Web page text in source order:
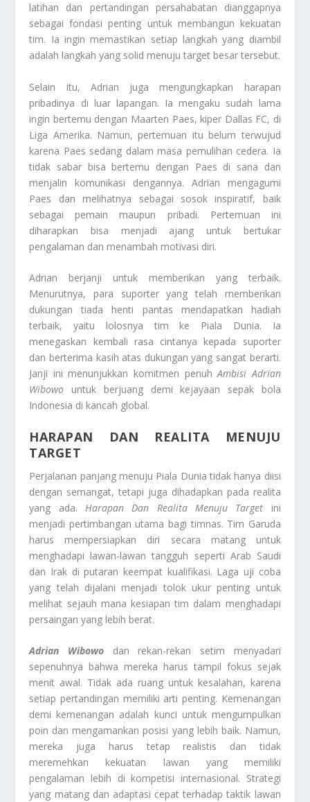
latihan dan pertandingan persahabatan dianggapnya
sebagai fondasi penting untuk membangun kekuatan
tim. Ia ingin memastikan setiap langkah yang diambil
adalah langkah yang solid menuju target besar tersebut.
Selain itu, Adrian juga mengungkapkan harapan
pribadinya di luar lapangan. Ia mengaku sudah lama
ingin bertemu dengan Maarten Paes, kiper Dallas FC, di
Liga Amerika. Namun, pertemuan itu belum terwujud
karena Paes sedang dalam masa pemulihan cedera. Ia
tidak sabar bisa bertemu dengan Paes di sana dan
menjalin komunikasi dengannya. Adrian mengagumi
Paes dan melihatnya sebagai sosok inspiratif, baik
sebagai pemain maupun pribadi. Pertemuan ini
diharapkan bisa menjadi ajang untuk bertukar
pengalaman dan menambah motivasi diri.
Adrian berjanji untuk memberikan yang terbaik.
Menurutnya, para suporter yang telah memberikan
dukungan tiada henti pantas mendapatkan hadiah
terbaik, yaitu lolosnya tim ke Piala Dunia. Ia
menegaskan kembali rasa cintanya kepada suporter
dan berterima kasih atas dukungan yang sangat berarti.
Janji ini menunjukkan komitmen penuhAmbisi Adrian
Wibowo untuk berjuang demi kejayaan sepak bola
Indonesia di kancah global.
HARAPAN DAN REALITA MENUJU
TARGET
Perjalanan panjang menuju Piala Dunia tidak hanya diisi
dengan semangat, tetapi juga dihadapkan pada realita
yang ada. Harapan Dan Realita Menuju Target ini
menjadi pertimbangan utama bagi timnas. Tim Garuda
harus mempersiapkan diri secara matang untuk
menghadapi lawan-lawan tangguh seperti Arab Saudi
dan Irak di putaran keempat kualifikasi. Laga uji coba
yang telah dijalani menjadi tolok ukur penting untuk
melihat sejauh mana kesiapan tim dalam menghadapi
persaingan yang lebih berat.
Adrian Wibowo dan rekan-rekan setim menyadari
sepenuhnya bahwa mereka harus tampil fokus sejak
menit awal. Tidak ada ruang untuk kesalahan, karena
setiap pertandingan memiliki arti penting. Kemenangan
demi kemenangan adalah kunci untuk mengumpulkan
poin dan mengamankan posisi yang lebih baik. Namun,
mereka juga harus tetap realistis dan tidak
meremehkan kekuatan lawan yang memiliki
pengalaman lebih di kompetisi internasional. Strategi
yang matang dan adaptasi cepat terhadap taktik lawan